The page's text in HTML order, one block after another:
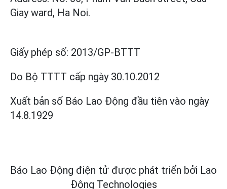
Giay ward, Ha Noi.
Giấy phép số: 2013/GP-BTTT
Do Bộ TTTT cấp ngày 30.10.2012
Xuất bản số Báo Lao Động đầu tiên vào ngày
14.8.1929
Báo Lao Động điện tử được phát triển bởi Lao
Động Technologies